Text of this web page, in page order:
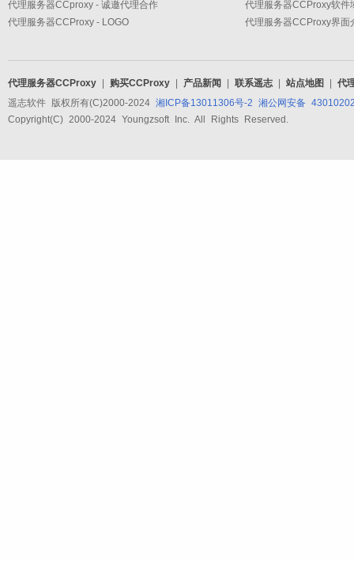
代理服务器CCproxy - 诚邀代理合作
代理服务器CCProxy - LOGO
代理服务器CCProxy软件
代理服务器CCProxy界面
代理服务器CCProxy 购买CCProxy 产品新闻 联系遥志 站点地图
代
遥志软件 版权所有(C)2000-2024 湘ICP备13011306号-2 湘公网安备
Copyright(C) 2000-2024 Youngzsoft Inc. All Rights Reserved.